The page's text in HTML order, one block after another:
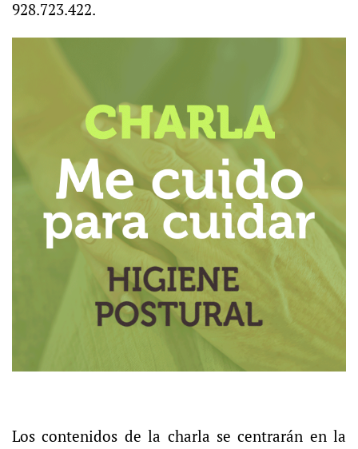
928.723.422.
Los contenidos de la charla se centrarán en la